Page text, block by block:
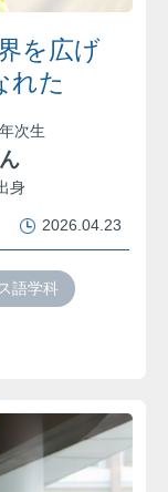
を広げ
れた
次生
身
2026.04.23
語学科